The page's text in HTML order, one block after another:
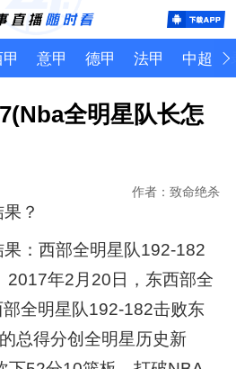
意甲 德甲 法甲 中超
全明星队长怎
作者：致命绝杀
？
：西部全明星队192-182
2017年2月20日，东西部全
全明星队192-182击败东
总得分创全明星历史新